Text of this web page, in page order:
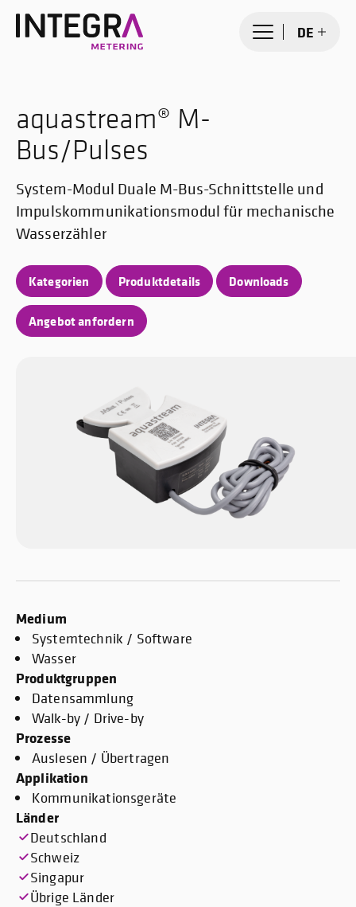
DE
aquastream® M-
Bus/Pulses
System-Modul Duale M-Bus-Schnittstelle und
Impulskommunikationsmodul für mechanische
Wasserzähler
Kategorien Produktdetails Downloads
Angebot anfordern
Medium
Systemtechnik / Software
Wasser
Produktgruppen
Datensammlung
Walk-by / Drive-by
Prozesse
Auslesen / Übertragen
Applikation
Kommunikationsgeräte
Länder
Deutschland
Schweiz
Singapur
Übrige Länder